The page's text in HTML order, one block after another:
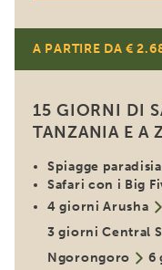
A PARTIRE DA €
15 GIORNI DI
TANZANIA E A
Spiagge
Safari con i Big
4 giorni Arusha
3 giorni Central
Ngorongoro
6